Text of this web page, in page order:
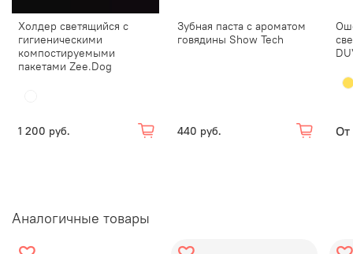
Стоит прекратить игру, если игрушка начала
разрушаться.
Холдер светящийся с
гигиеническими
компостируемыми
пакетами Zee.Dog
1 200 руб.
Зубная паста с ароматом
говядины Show Tech
440 руб. От
Аналогичные товары